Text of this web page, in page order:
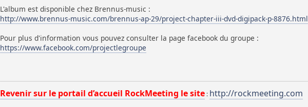
L'album est disponible chez Brennus-music :
http://www.brennus-music.com/brennus-ap-29/project-chapter-iii-dvd-digipack-p-8876.html
Pour plus d'information vous pouvez consulter la page facebook du groupe :
https://www.facebook.com/projectlegroupe
Revenir sur le portail d’accueil RockMeeting le site: http://rockmeeting.com